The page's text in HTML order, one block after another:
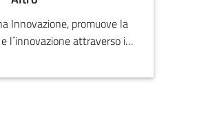
Innovazione, promuove la
l´innovazione attraverso il
prodotti innovativi ad